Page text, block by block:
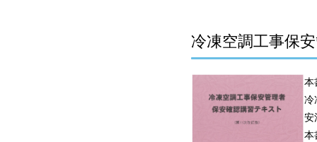
冷凍空調工事保
本
冷
安
本